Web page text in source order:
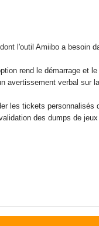
l'outil Amiibo a besoin
rend le démarrage et
avertissement verbal sur
les tickets personnalisés
des dumps de